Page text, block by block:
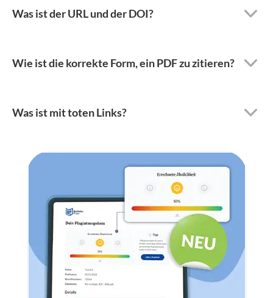
Was ist der URL und der DOI?
Wie ist die korrekte Form, ein PDF zu zitieren?
Was ist mit toten Links?